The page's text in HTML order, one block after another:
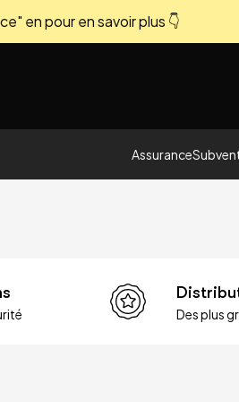
en pour en savoir plus 👇
Assurance
Des plus